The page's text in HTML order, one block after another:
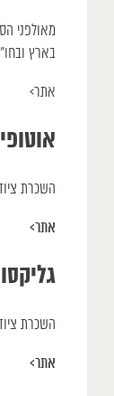
מאולפני
בארץ
אתר>
השכרת
אתר>
השכרת
אתר>